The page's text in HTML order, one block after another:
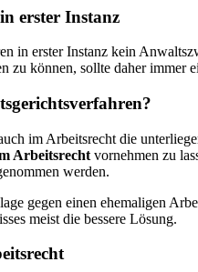
erster Instanz
in erster Instanz kein
zu können, sollte daher immer
im Arbeitsrecht die
Arbeitsrecht vornehmen zu
werden.
gegen einen ehemaligen
meist die bessere Lösung.